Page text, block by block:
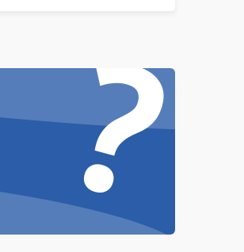
?